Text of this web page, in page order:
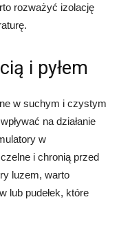
rozważyć izolację
i pyłem
w suchym i czystym
na działanie
w
i chronią przed
luzem, warto
lub pudełek, które